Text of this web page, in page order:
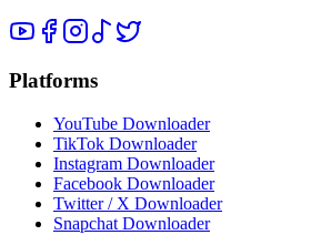
Platforms
YouTube Downloader
TikTok Downloader
Instagram Downloader
Facebook Downloader
Twitter / X Downloader
Snapchat Downloader